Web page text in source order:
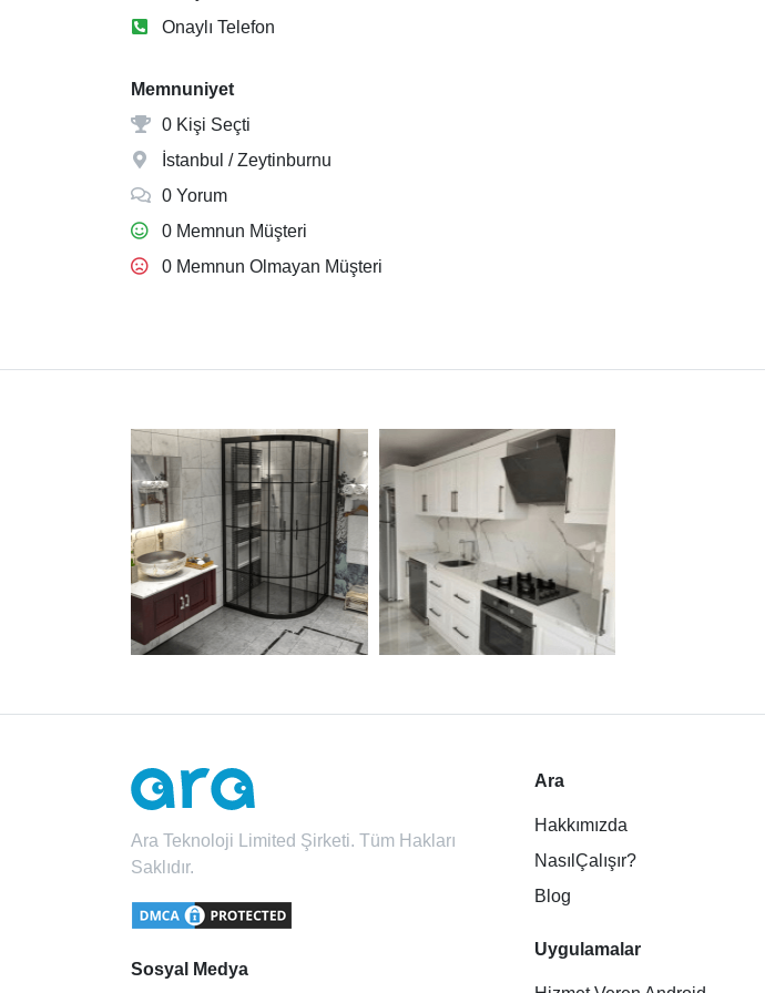
Onaylı Telefon
Memnuniyet
0 Kişi Seçti
İstanbul / Zeytinburnu
0 Yorum
0 Memnun Müşteri
0 Memnun Olmayan Müşteri
Ara Teknoloji Limited Şirketi. Tüm Hakları
Saklıdır.
Sosyal Medya
Ara
Hakkımızda
NasılÇalışır?
Blog
Uygulamalar